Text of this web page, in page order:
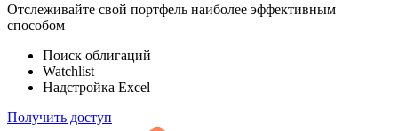
Отслеживайте свой портфель наиболее эффективным
способом
Поиск облигаций
Watchlist
Надстройка Excel
Получить доступ